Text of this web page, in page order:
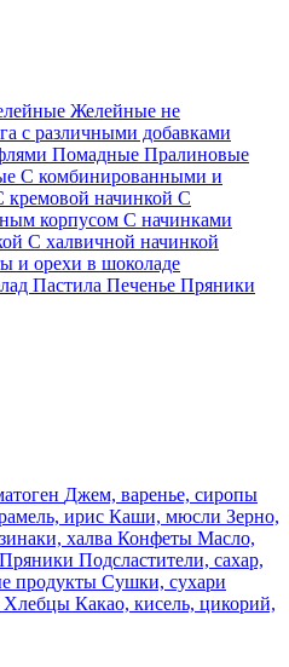
Желейные не
с различными добавками
Помадные Пралиновые
С комбинированными и
кремовой начинкой С
корпусом С начинками
С халвичной начинкой
и орехи в шоколаде
Пастила Печенье Пряники
Джем, варенье, сиропы
ирис Каши, мюсли Зерно,
халва Конфеты Масло,
Пряники Подсластители, сахар,
продукты Сушки, сухари
Хлебцы Какао, кисель, цикорий,